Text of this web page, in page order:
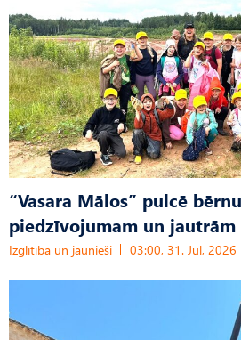
“Vasara Mālos” pulcē
piedzīvojumam un
Izglītība un jaunieši 03:00, 31. Jūl, 2026